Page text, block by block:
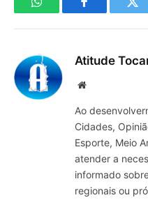
WhatsAppFacebook
Atitude
Site
Ao
Cidades,
Esporte, Meio
atender a
informado
regionais ou